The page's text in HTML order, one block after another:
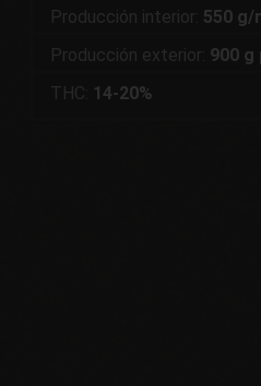
Producción interior: 550 g/
Producción exterior: 900 g
THC: 14-20%